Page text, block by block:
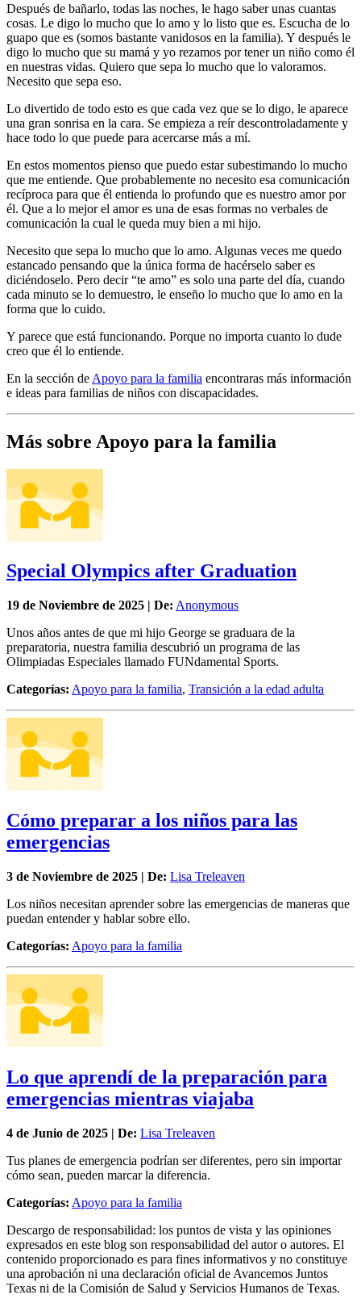
Después de bañarlo, todas las noches, le hago saber unas cuantas
cosas. Le digo lo mucho que lo amo y lo listo que es. Escucha de lo
guapo que es (somos bastante vanidosos en la familia). Y después le
digo lo mucho que su mamá y yo rezamos por tener un niño como él
en nuestras vidas. Quiero que sepa lo mucho que lo valoramos.
Necesito que sepa eso.
Lo divertido de todo esto es que cada vez que se lo digo, le aparece
una gran sonrisa en la cara. Se empieza a reír descontroladamente y
hace todo lo que puede para acercarse más a mí.
En estos momentos pienso que puedo estar subestimando lo mucho
que me entiende. Que probablemente no necesito esa comunicación
recíproca para que él entienda lo profundo que es nuestro amor por
él. Que a lo mejor el amor es una de esas formas no verbales de
comunicación la cual le queda muy bien a mi hijo.
Necesito que sepa lo mucho que lo amo. Algunas veces me quedo
estancado pensando que la única forma de hacérselo saber es
diciéndoselo. Pero decir “te amo” es solo una parte del día, cuando
cada minuto se lo demuestro, le enseño lo mucho que lo amo en la
forma que lo cuido.
Y parece que está funcionando. Porque no importa cuanto lo dude
creo que él lo entiende.
En la sección de Apoyo para la familia encontraras más información
e ideas para familias de niños con discapacidades.
Más sobre Apoyo para la familia
Special Olympics after Graduation
19 de Noviembre de 2025 | De: Anonymous
Unos años antes de que mi hijo George se graduara de la
preparatoria, nuestra familia descubrió un programa de las
Olimpiadas Especiales llamado FUNdamental Sports.
Categorías: Apoyo para la familia, Transición a la edad adulta
Cómo preparar a los niños para las
emergencias
3 de Noviembre de 2025 | De: Lisa Treleaven
Los niños necesitan aprender sobre las emergencias de maneras que
puedan entender y hablar sobre ello.
Categorías: Apoyo para la familia
Lo que aprendí de la preparación para
emergencias mientras viajaba
4 de Junio de 2025 | De: Lisa Treleaven
Tus planes de emergencia podrían ser diferentes, pero sin importar
cómo sean, pueden marcar la diferencia.
Categorías: Apoyo para la familia
Descargo de responsabilidad: los puntos de vista y las opiniones
expresados en este blog son responsabilidad del autor o autores. El
contenido proporcionado es para fines informativos y no constituye
una aprobación ni una declaración oficial de Avancemos Juntos
Texas ni de la Comisión de Salud y Servicios Humanos de Texas.